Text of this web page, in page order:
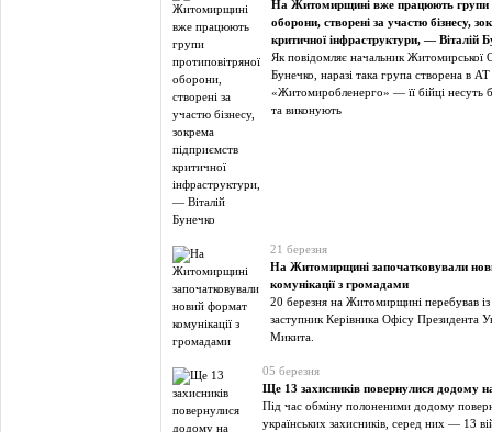
На Житомирщині вже працюють групи
оборони, створені за участю бізнесу,
критичної інфраструктури, — Віталій
Як повідомляє начальник Житомирської
Бунечко, наразі така група створена в АТ
«Житомиробленерго» — її бійці несуть
та виконують
21 березня
На Житомирщині започатковували
комунікації з громадами
20 березня на Житомирщині перебував
заступник Керівника Офісу Президента
Микита.
05 березня
Ще 13 захисників повернулися додому
Під час обміну полоненими додому
українських захисників, серед них — 13